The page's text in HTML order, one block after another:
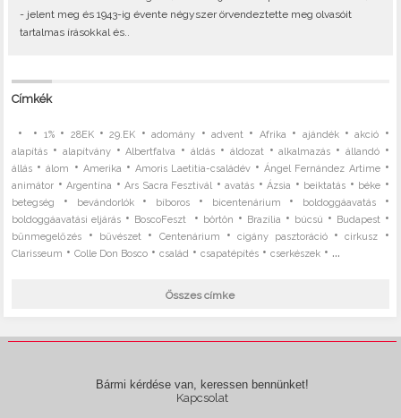
- jelent meg és 1943-ig évente négyszer örvendeztette meg olvasóit
tartalmas írásokkal és..
Címkék
• • 1%• 28EK•29.EK •adomány •advent • Afrika • ajándék•akció •
alapítás • alapítvány•Albertfalva •áldás • áldozat•alkalmazás • állandó•
állás •álom • Amerika • Amoris Laetitia-családév •Ángel Fernández Artime•
animátor •Argentína •Ars Sacra Fesztivál •avatás •Ázsia • beiktatás • béke •
betegség • bevándorlók• bíboros • bicentenárium • boldoggáavatás•
boldoggáavatási eljárás • BoscoFeszt • börtön • Brazília • búcsú • Budapest•
bűnmegelőzés • bűvészet• Centenárium •cigány pasztoráció•cirkusz •
Clarisseum •Colle Don Bosco •család •csapatépítés •cserkészek • ...
Összes címke
Bármi kérdése van, keressen bennünket!
Kapcsolat